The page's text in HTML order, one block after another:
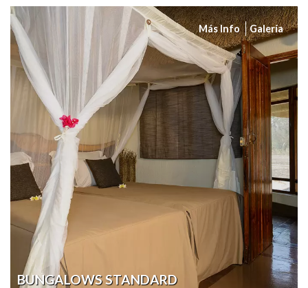
Más Info Galería
BUNGALOWS STANDARD